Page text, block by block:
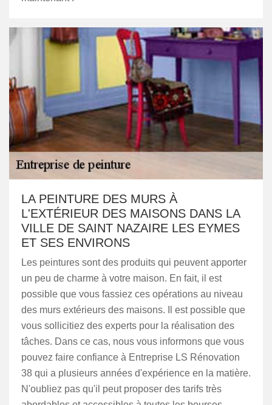
LA PEINTURE DES MURS À
L'EXTÉRIEUR DES MAISONS DANS LA
VILLE DE SAINT NAZAIRE LES EYMES
ET SES ENVIRONS
Les peintures sont des produits qui peuvent apporter
un peu de charme à votre maison. En fait, il est
possible que vous fassiez ces opérations au niveau
des murs extérieurs des maisons. Il est possible que
vous sollicitiez des experts pour la réalisation des
tâches. Dans ce cas, nous vous informons que vous
pouvez faire confiance à Entreprise LS Rénovation
38 qui a plusieurs années d'expérience en la matière.
N'oubliez pas qu'il peut proposer des tarifs très